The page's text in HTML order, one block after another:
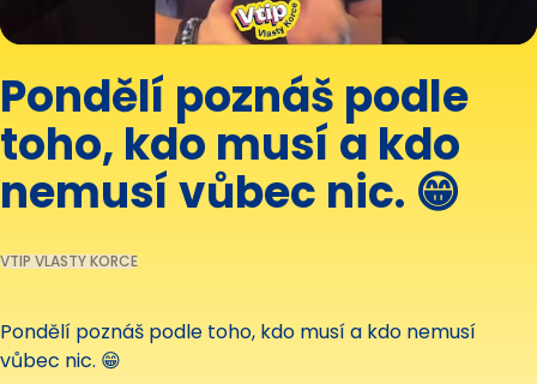
Pondělí poznáš podle
toho, kdo musí a kdo
nemusí vůbec nic. 😁
VTIP VLASTY KORCE
Pondělí poznáš podle toho, kdo musí a kdo nemusí
vůbec nic. 😁